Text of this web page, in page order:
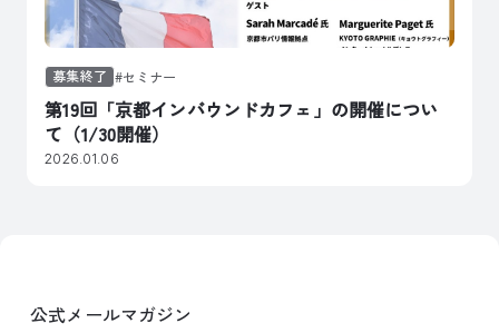
募集終了 セミナー
第19回「京都インバウンドカフェ」の開催につい
て（1/30開催）
2026.01.06
公式メールマガジン